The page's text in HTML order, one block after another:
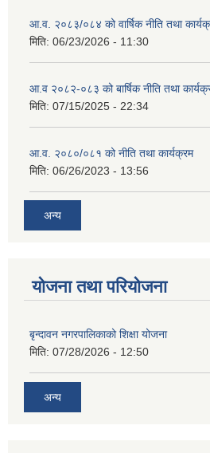
आ.व. २०८३/०८४ को वार्षिक नीति तथा
मिति: 06/23/2026 - 11:30
आ.व २०८२-०८३ को बार्षिक नीति तथा
मिति: 07/15/2025 - 22:34
आ.व. २०८०/०८१ को नीति तथा कार्यक्रम
मिति: 06/26/2023 - 13:56
अन्य
योजना तथा परियोजना
बृन्दावन नगरपालिकाको शिक्षा योजना
मिति: 07/28/2026 - 12:50
अन्य